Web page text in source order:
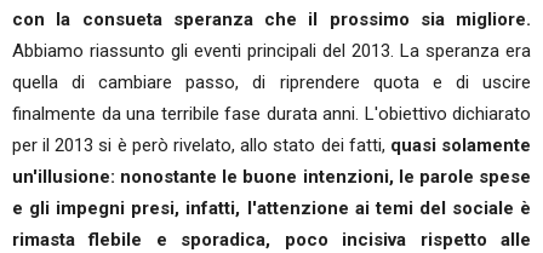
con la consueta speranza che il prossimo sia migliore.
Abbiamo riassunto gli eventi principali del 2013. La speranza era
quella di cambiare passo, di riprendere quota e di uscire
finalmente da una terribile fase durata anni. L'obiettivo dichiarato
per il 2013 si è però rivelato, allo stato dei fatti, quasi solamente
un'illusione: nonostante le buone intenzioni, le parole spese
e gli impegni presi, infatti, l'attenzione ai temi del sociale è
rimasta flebile e sporadica,
poco incisiva rispetto alle